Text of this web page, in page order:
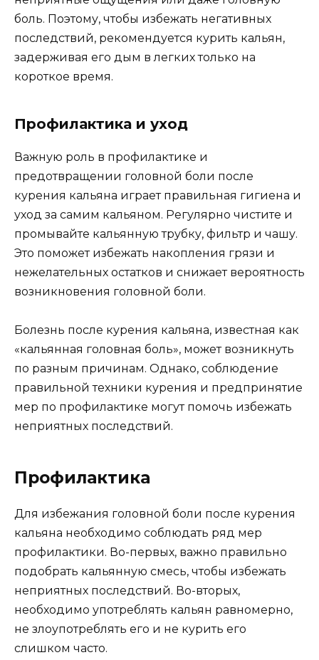
боль. Поэтому, чтобы избежать негативных
последствий, рекомендуется курить кальян,
задерживая его дым в легких только на
короткое время.
Профилактика и уход
Важную роль в профилактике и
предотвращении головной боли после
курения кальяна играет правильная гигиена и
уход за самим кальяном. Регулярно чистите и
промывайте кальянную трубку, фильтр и чашу.
Это поможет избежать накопления грязи и
нежелательных остатков и снижает вероятность
возникновения головной боли.
Болезнь после курения кальяна, известная как
«кальянная головная боль», может возникнуть
по разным причинам. Однако, соблюдение
правильной техники курения и предпринятие
мер по профилактике могут помочь избежать
неприятных последствий.
Профилактика
Для избежания головной боли после курения
кальяна необходимо соблюдать ряд мер
профилактики. Во-первых, важно правильно
подобрать кальянную смесь, чтобы избежать
неприятных последствий. Во-вторых,
необходимо употреблять кальян равномерно,
не злоупотреблять его и не курить его
слишком часто.